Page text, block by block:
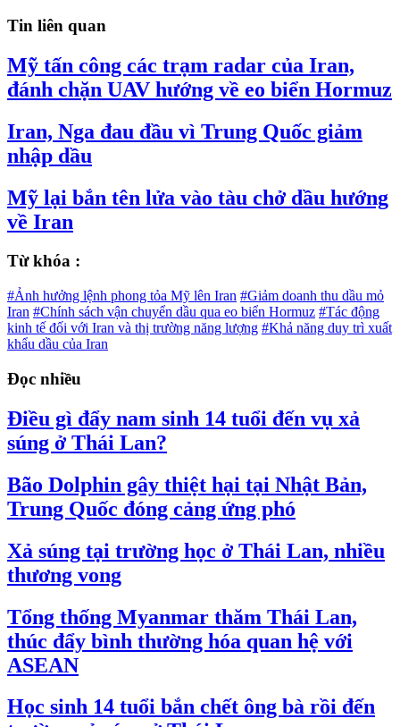
Tin liên quan
Mỹ tấn công các trạm radar của Iran,
đánh chặn UAV hướng về eo biển Hormuz
Iran, Nga đau đầu vì Trung Quốc giảm
nhập dầu
Mỹ lại bắn tên lửa vào tàu chở dầu hướng
về Iran
Từ khóa :
#Ảnh hưởng lệnh phong tỏa Mỹ lên Iran #Giảm doanh thu dầu mỏ
Iran #Chính sách vận chuyển dầu qua eo biển Hormuz #Tác động
kinh tế đối với Iran và thị trường năng lượng #Khả năng duy trì xuất
khẩu dầu của Iran
Đọc nhiều
Điều gì đẩy nam sinh 14 tuổi đến vụ xả
súng ở Thái Lan?
Bão Dolphin gây thiệt hại tại Nhật Bản,
Trung Quốc đóng cảng ứng phó
Xả súng tại trường học ở Thái Lan, nhiều
thương vong
Tổng thống Myanmar thăm Thái Lan,
thúc đẩy bình thường hóa quan hệ với
ASEAN
Học sinh 14 tuổi bắn chết ông bà rồi đến